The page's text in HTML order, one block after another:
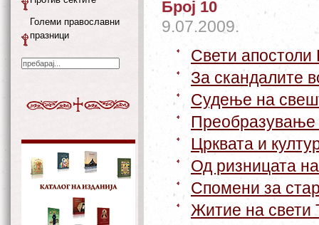
Број 10
9.07.2009.
Свети
За скандалите
Судење на
Преобразување
Црквата и
Од ризницата
Спомени за
Житие на свети
Големи православни
празници